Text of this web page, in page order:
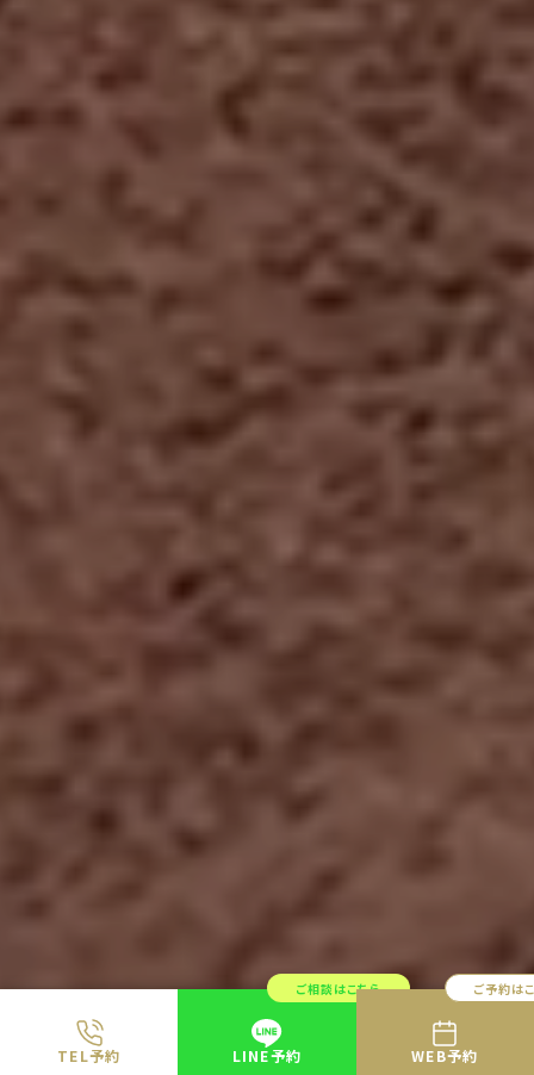
TEL予約
ご相談はこちら
LINE予約
ご予約は
WEB予約